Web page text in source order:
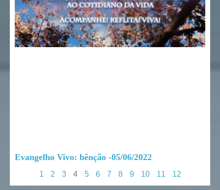
Evangelho Vivo: bênção -05/06/2022
1 2 3 4 5 6 7 8 9 10 11 12